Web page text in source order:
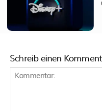
Schreib einen